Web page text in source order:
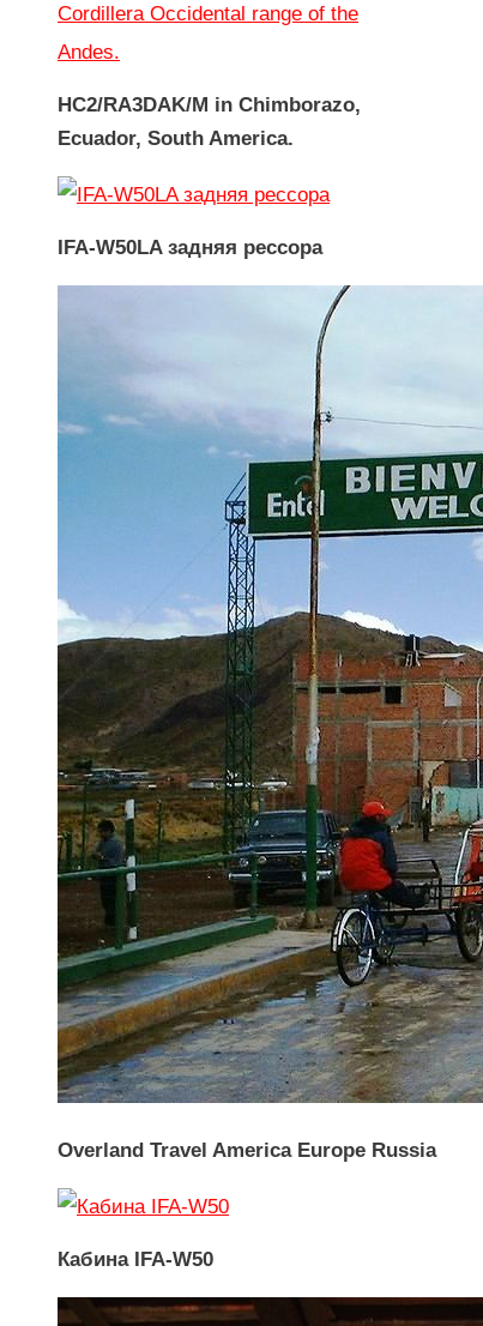
HC2/RA3DAK/M in Chimborazo,
Ecuador, South America.
IFA-W50LA задняя рессора
Overland Travel America Europe Russia
Кабина IFA-W50